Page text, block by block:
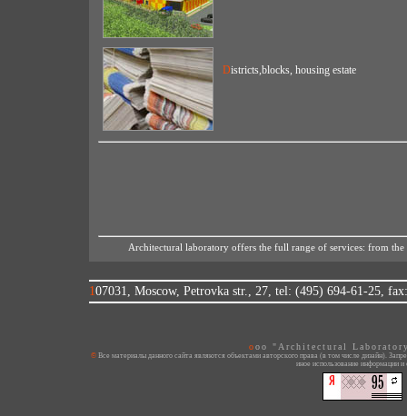
Districts,blocks, housing estate
Architectural laboratory offers the full range of services: from
107031, Moscow, Petrovka str., 27, tel: (495) 694-61-25,
ooo "Architectural
© Все материалы данного сайта являются объектами авторского права (в том числе дизайн). Запрещается копирование, распространение (в том числе путем копирования на другие сайты и ресурсы в Интернете) или любое
иное использование информации и